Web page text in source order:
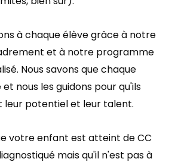
à chaque élève grâce à notre
et à notre programme
Nous savons que chaque
nous les guidons pour qu'ils
potentiel et leur talent.
votre enfant est atteint de CC
mais qu'il n'est pas à